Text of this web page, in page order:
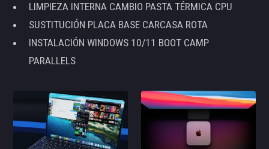
LIMPIEZA INTERNA CAMBIO PASTA TÉRMICA CPU
SUSTITUCIÓN PLACA BASE CARCASA ROTA
INSTALACIÓN WINDOWS 10/11 BOOT CAMP
PARALLELS